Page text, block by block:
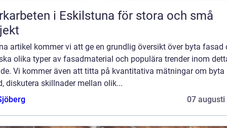
i Eskilstuna för stora och små
artikel kommer vi att ge en grundlig översikt över byta fasad
olika typer av fasadmaterial och populära trender inom
Vi kommer även att titta på kvantitativa mätningar om byta
diskutera skillnader mellan olik...
07 augusti